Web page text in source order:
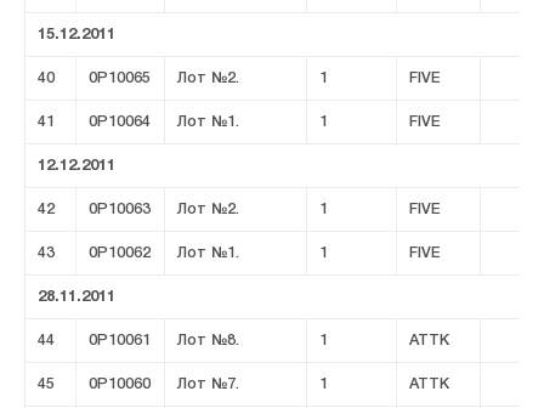
15.12.2011
40 0P10065 Лот №2. 1 FIVE
41 0P10064 Лот №1. 1 FIVE
12.12.2011
42 0P10063 Лот №2. 1 FIVE
43 0P10062 Лот №1. 1 FIVE
28.11.2011
44 0P10061 Лот №8. 1 ATTK
45 0P10060 Лот №7. 1 ATTK